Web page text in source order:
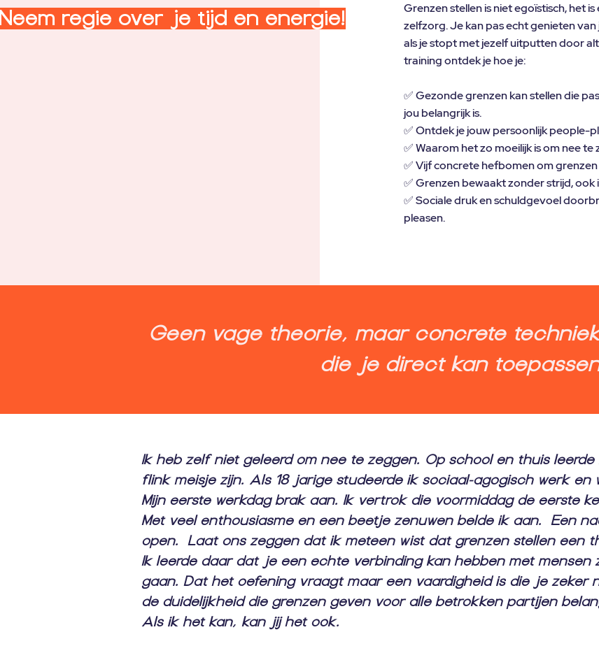
Grenzen stellen is niet egoïstisch, het
zelfzorg. Je kan pas echt genieten van
als je stopt met jezelf uitputten door
training ontdek je hoe je:
✅ Gezonde grenzen kan stellen die
jou belangrijk is.
✅ Ontdek je jouw persoonlijk people-
✅ Waarom het zo moeilijk is om nee te
✅ Vijf concrete hefbomen om
✅ Grenzen bewaakt zonder strijd, ook
✅ Sociale druk en schuldgevoel
pleasen.
regie over je tijd en energie!
Geen vage theorie, maar concrete
die je direct kan
Ik heb zelf niet geleerd om nee te zeggen. Op school en thuis
flink meisje zijn. Als 18 jarige studeerde ik sociaal-agogisch werk en
Mijn eerste werkdag brak aan. Ik vertrok die voormiddag de eerste
Met veel enthousiasme en een beetje zenuwen belde ik aan. Een
open. Laat ons zeggen dat ik meteen wist dat grenzen stellen een
Ik leerde daar dat je een echte verbinding kan hebben met mensen
gaan. Dat het oefening vraagt maar een vaardigheid is die je zeker
de duidelijkheid die grenzen geven voor alle betrokken partijen
Als ik het kan, kan jij het ook.